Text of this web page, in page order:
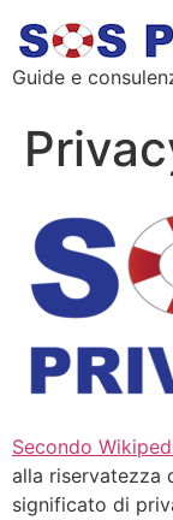
Guide e
Secondo
alla riservatezza
significato di